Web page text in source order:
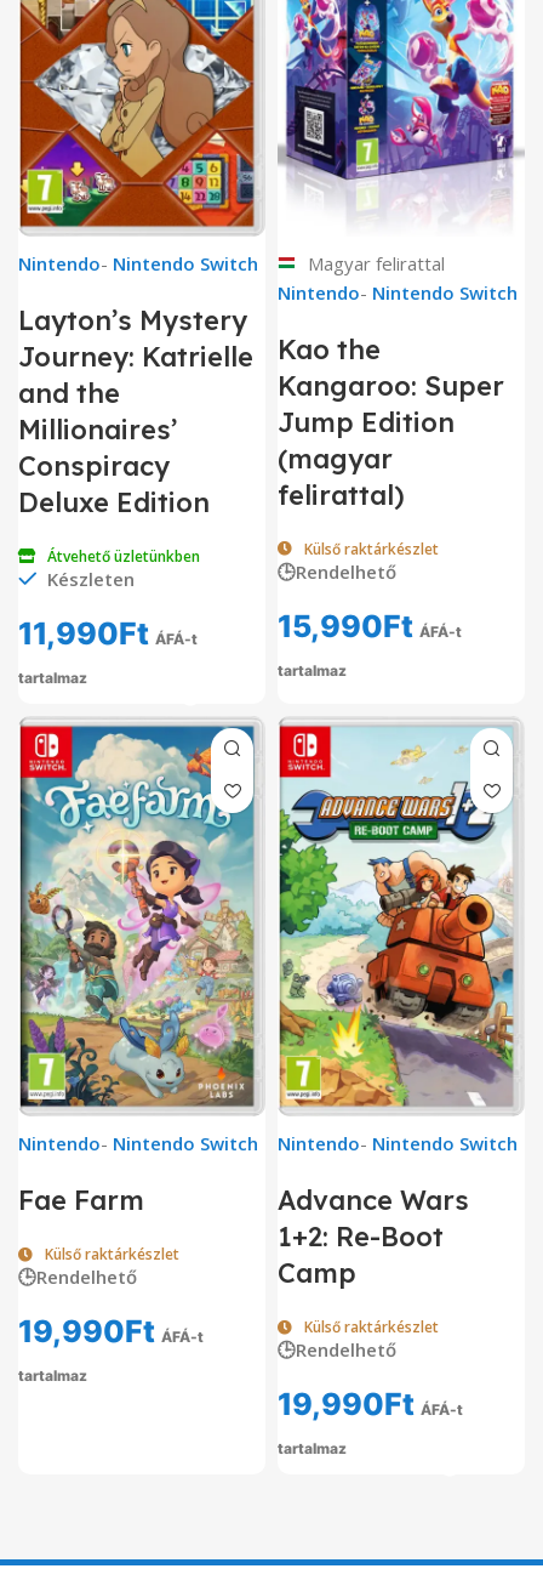
Nintendo- Nintendo Switch
Layton’s Mystery
Journey: Katrielle
and the
Millionaires’
Conspiracy
Deluxe Edition
Átvehető üzletünkben
Készleten
11,990Ft ÁFÁ-t
tartalmaz
Magyar felirattal
Nintendo- Nintendo Switch
Kao the
Kangaroo: Super
Jump Edition
(magyar
felirattal)
Külső raktárkészlet
🕒Rendelhető
15,990Ft ÁFÁ-t
tartalmaz
Nintendo- Nintendo Switch
Fae Farm
Külső raktárkészlet
🕒Rendelhető
19,990Ft ÁFÁ-t
tartalmaz
Nintendo- Nintendo Switch
Advance Wars
1+2: Re-Boot
Camp
Külső raktárkészlet
🕒Rendelhető
19,990Ft ÁFÁ-t
tartalmaz